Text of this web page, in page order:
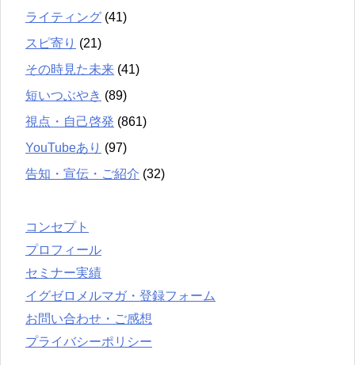
ライティング (41)
スピ寄り (21)
その時見た未来 (41)
短いつぶやき (89)
視点・自己啓発 (861)
YouTubeあり (97)
告知・宣伝・ご紹介 (32)
コンセプト
プロフィール
セミナー実績
イグゼロメルマガ・登録フォーム
お問い合わせ・ご感想
プライバシーポリシー